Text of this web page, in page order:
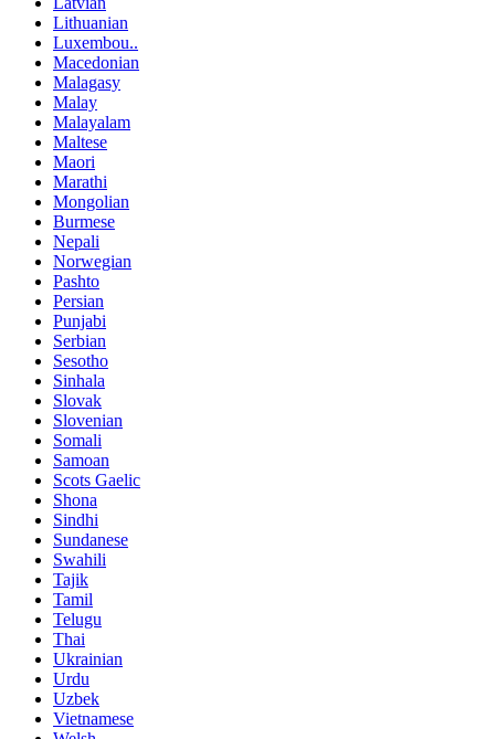
Lithuanian
Luxembou..
Macedonian
Malagasy
Malay
Malayalam
Maltese
Maori
Marathi
Mongolian
Burmese
Nepali
Norwegian
Pashto
Persian
Punjabi
Serbian
Sesotho
Sinhala
Slovak
Slovenian
Somali
Samoan
Scots Gaelic
Shona
Sindhi
Sundanese
Swahili
Tajik
Tamil
Telugu
Thai
Ukrainian
Urdu
Uzbek
Vietnamese